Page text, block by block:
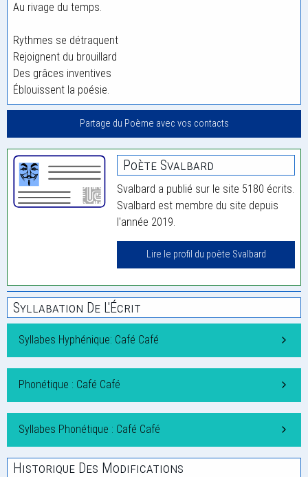
Au rivage du temps.
Rythmes se détraquent
Rejoignent du brouillard
Des grâces inventives
Éblouissent la poésie.
Partage du Poème avec vos contacts
Poète Svalbard
Svalbard a publié sur le site 5180 écrits.
Svalbard est membre du site depuis
l'année 2019.
Lire le profil du poète Svalbard
Syllabation De L'Écrit
Syllabes Hyphénique: Café Café
Phonétique : Café Café
Syllabes Phonétique : Café Café
Historique Des Modifications